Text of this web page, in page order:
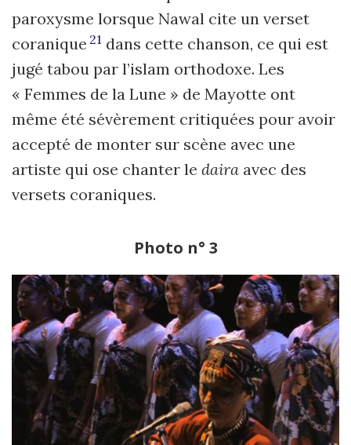
paroxysme lorsque Nawal cite un verset
coranique 21 dans cette chanson, ce qui est
jugé tabou par l’islam orthodoxe. Les
« Femmes de la Lune » de Mayotte ont
même été sévèrement critiquées pour avoir
accepté de monter sur scène avec une
artiste qui ose chanter le daira avec des
versets coraniques.
Photo n° 3